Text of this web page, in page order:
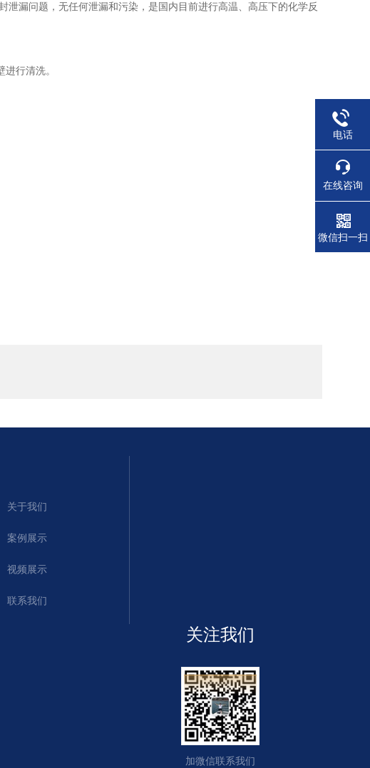
漏问题，无任何泄漏和污染，是国内目前进行高温、高压下的化学反
行清洗。
关于我们
案例展示
视频展示
联系我们
关注我们
加微信联系我们
电话
在线咨询
微信扫一扫